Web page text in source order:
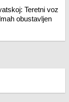
Teretni voz
obustavljen